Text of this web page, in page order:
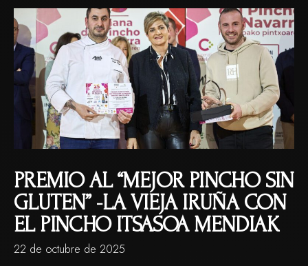
PREMIO AL “MEJOR PINCHO SIN
GLUTEN” -LA VIEJA IRUÑA CON
EL PINCHO ITSASOA MENDIAK
22 de octubre de 2025